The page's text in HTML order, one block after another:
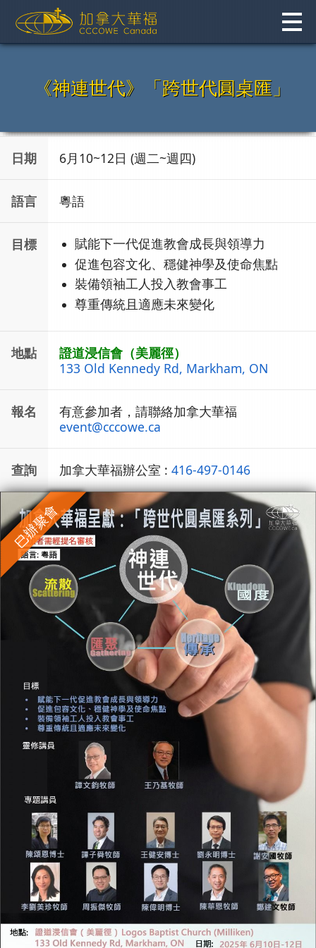
content
《神連世代》「跨世代圓桌匯」
日期 6月10~12日 (週二~週四)
語言 粵語
目標
賦能下一代促進教會成長與領導力
促進包容文化、穩健神學及使命焦點
裝備領袖工人投入教會事工
尊重傳統且適應未來變化
地點
證道浸信會（美麗徑）
133 Old Kennedy Rd, Markham, ON
報名
有意參加者，請聯絡加拿大華福
event@cccowe.ca
查詢 加拿大華福辦公室 : 416-497-0146